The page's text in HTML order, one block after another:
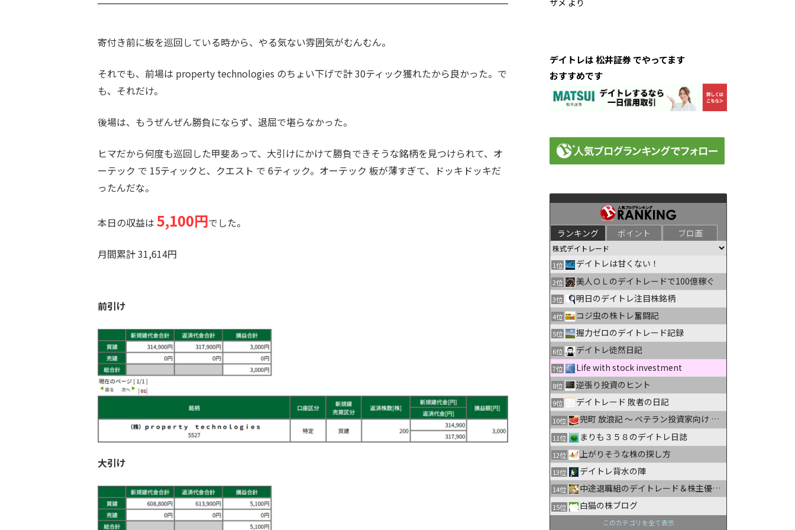
寄付き前に板を巡回している時から、やる気ない雰囲気がむんむん。
それでも、前場は property technologies のちょい下げで計 30ティック獲れたから良かった。で
も、それだけ。
後場は、もうぜんぜん勝負にならず、退屈で堪らなかった。
ヒマだから何度も巡回した甲斐あって、大引けにかけて勝負できそうな銘柄を見つけられて、オ
ーテック で 15ティックと、クエスト で 6ティック。オーテック 板が薄すぎて、ドッキドッキだ
ったんだな。
本日の収益は 5,100円でした。
月間累計 31,614円
前引け
大引け
ザメ より
デイトレは 松井証券 でやってます
おすすめです
ランキング ポイント ブロ画
1位 デイトレは甘くない！
2位 美人ＯＬのデイトレードで100億稼ぐ
3位 明日のデイトレ注目株銘柄
4位 コジ虫の株トレ奮闘記
5位 握力ゼロのデイトレード記録
6位 デイトレ徒然日記
7位 Life with stock investment
8位 逆張り投資のヒント
9位 デイトレード 敗者の日記
10位 兜町 放浪記 〜 ベテラン投資家向け 株式情報ブログ
11位 まりも３５８のデイトレ日誌
12位 上がりそうな株の探し方
13位 デイトレ背水の陣
14位 中途退職組のデイトレード＆株主優待生活日記
15位 白猫の株ブログ
このカテゴリを全て表示